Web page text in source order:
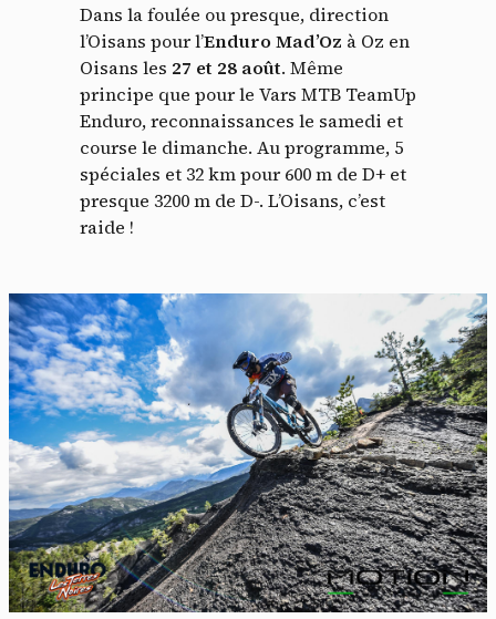
Dans la foulée ou presque, direction
l’Oisans pour l’Enduro Mad’Oz à Oz en
Oisans les 27 et 28 août. Même
principe que pour le Vars MTB TeamUp
Enduro, reconnaissances le samedi et
course le dimanche. Au programme, 5
spéciales et 32 km pour 600 m de D+ et
presque 3200 m de D-. L’Oisans, c’est
raide !